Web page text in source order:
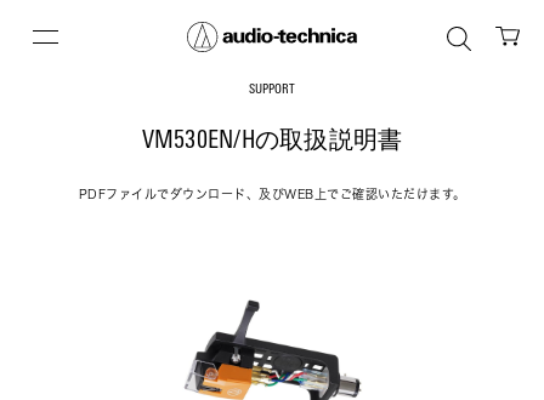
SUPPORT
VM530EN/Hの取扱説明書
PDFファイルでダウンロード、及びWEB上でご確認いただけます。